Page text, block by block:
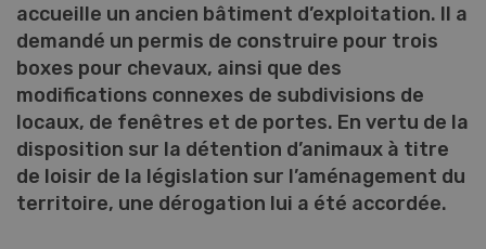
accueille un ancien bâtiment d’exploitation. Il a
demandé un permis de construire pour trois
boxes pour chevaux, ainsi que des
modifications connexes de subdivisions de
locaux, de fenêtres et de portes. En vertu de la
disposition sur la détention d’animaux à titre
de loisir de la législation sur l’aménagement du
territoire, une dérogation lui a été accordée.